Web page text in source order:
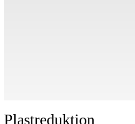
Plastreduktion